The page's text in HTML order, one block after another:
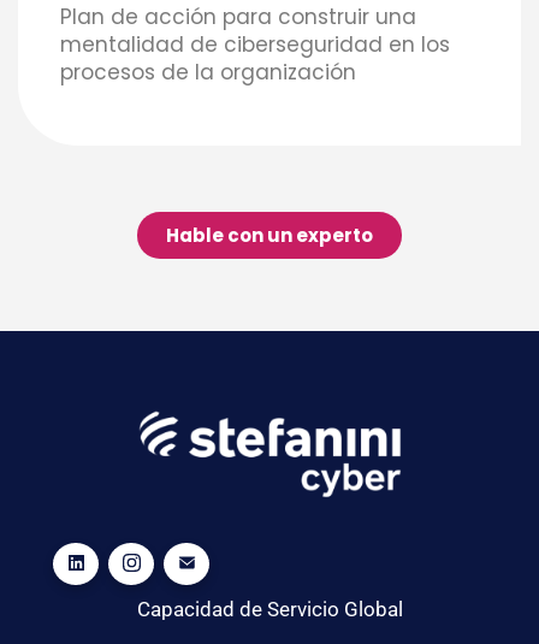
Plan de acción para construir una
mentalidad de ciberseguridad en los
procesos de la organización
Hable con un experto
Capacidad de Servicio Global